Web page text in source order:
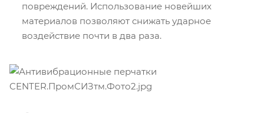
повреждений. Использование новейших
материалов позволяют снижать ударное
воздействие почти в два раза.